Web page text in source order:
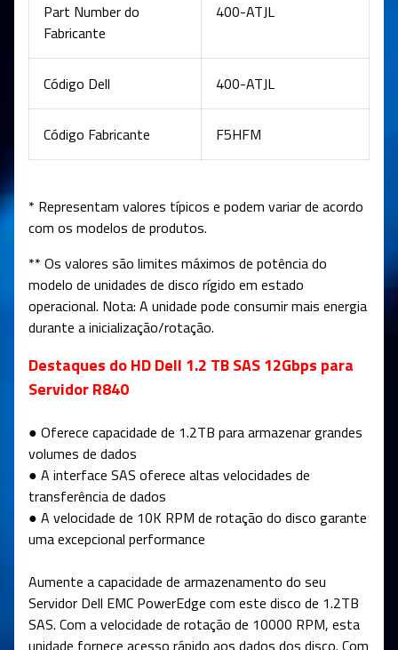
Part Number do
Fabricante
400-ATJL
Código Dell 400-ATJL
Código Fabricante F5HFM
* Representam valores típicos e podem variar de acordo
com os modelos de produtos.
** Os valores são limites máximos de potência do
modelo de unidades de disco rígido em estado
operacional. Nota: A unidade pode consumir mais energia
durante a inicialização/rotação.
Destaques do HD Dell 1.2 TB SAS 12Gbps para
Servidor R840
● Oferece capacidade de 1.2TB para armazenar grandes
volumes de dados
● A interface SAS oferece altas velocidades de
transferência de dados
● A velocidade de 10K RPM de rotação do disco garante
uma excepcional performance
Aumente a capacidade de armazenamento do seu
Servidor Dell EMC PowerEdge com este disco de 1.2TB
SAS. Com a velocidade de rotação de 10000 RPM, esta